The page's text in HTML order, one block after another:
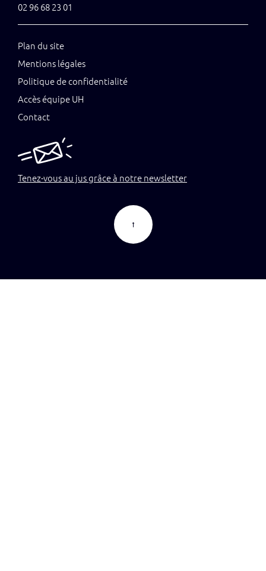
Plan du site
Mentions légales
Politique de confidentialité
Accès équipe UH
Contact
Tenez-vous au jus grâce à notre newsletter
02 96 68 23 01